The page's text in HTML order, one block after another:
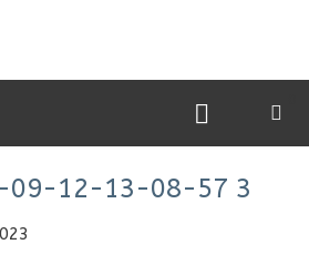
09-12-13-08-57 3